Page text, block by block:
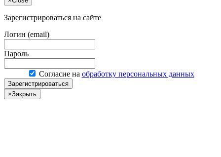
Зарегистрироваться на сайте
Логин (email)
Пароль
Согласие на обработку персональных данных
Зарегистрироваться
×Закрыть